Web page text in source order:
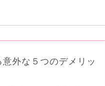
外な５つのデメリッ